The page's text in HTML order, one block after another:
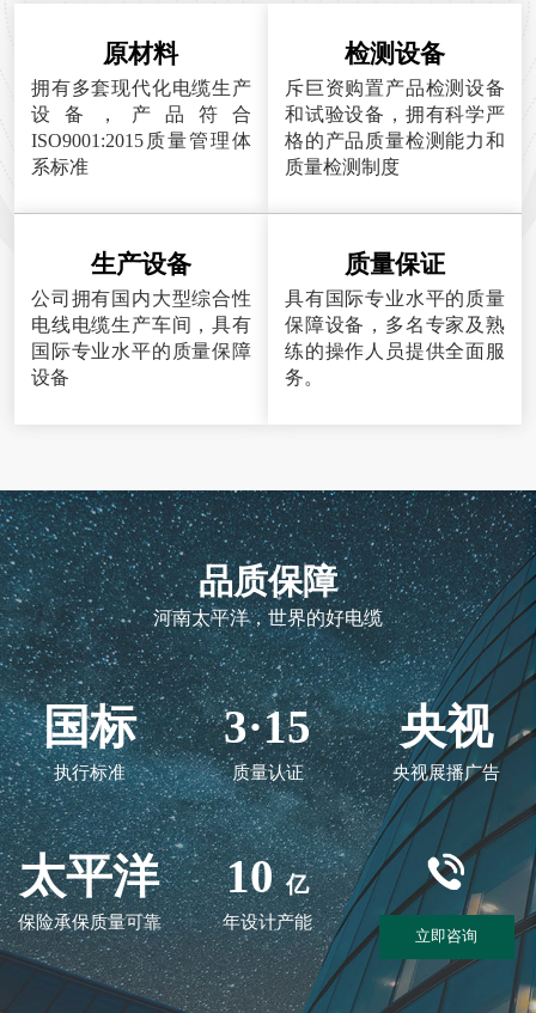
原材料
拥有多套现代化电缆生产
设备，产品符合
ISO9001:2015质量管理体
系标准
检测设备
斥巨资购置产品检测设备
和试验设备，拥有科学严
格的产品质量检测能力和
质量检测制度
生产设备
公司拥有国内大型综合性
电线电缆生产车间，具有
国际专业水平的质量保障
设备
质量保证
具有国际专业水平的质量
保障设备，多名专家及熟
练的操作人员提供全面服
务。
品质保障
河南太平洋，世界的好电缆
国标
执行标准
3·15
质量认证
央视
央视展播广告
太平洋
保险承保质量可靠
10 亿
年设计产能
立即咨询